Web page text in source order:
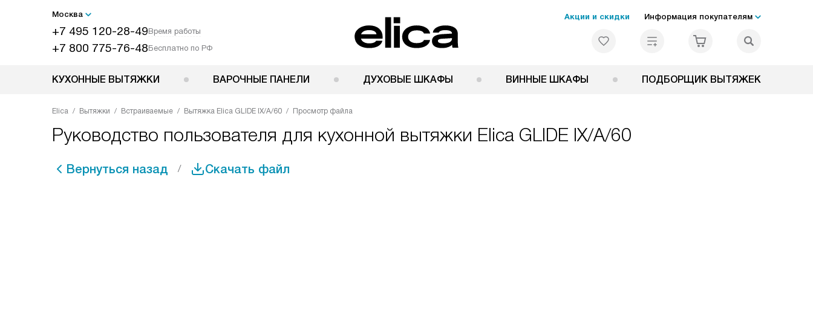
Москва
+7 495 120-28-49Время работы
+7 800 775-76-48Бесплатно по РФ
Акции и скидки Информация покупателям
КУХОННЫЕ ВЫТЯЖКИ ВАРОЧНЫЕ ПАНЕЛИ ДУХОВЫЕ ШКАФЫ ВИННЫЕ ШКАФЫ ПОДБОРЩИК ВЫТЯЖЕК
Elica Вытяжки Встраиваемые Вытяжка Elica GLIDE IX/A/60 Просмотр файла
Руководство пользователя для кухонной вытяжки Elica GLIDE IX/A/60
Вернуться назад Скачать файл